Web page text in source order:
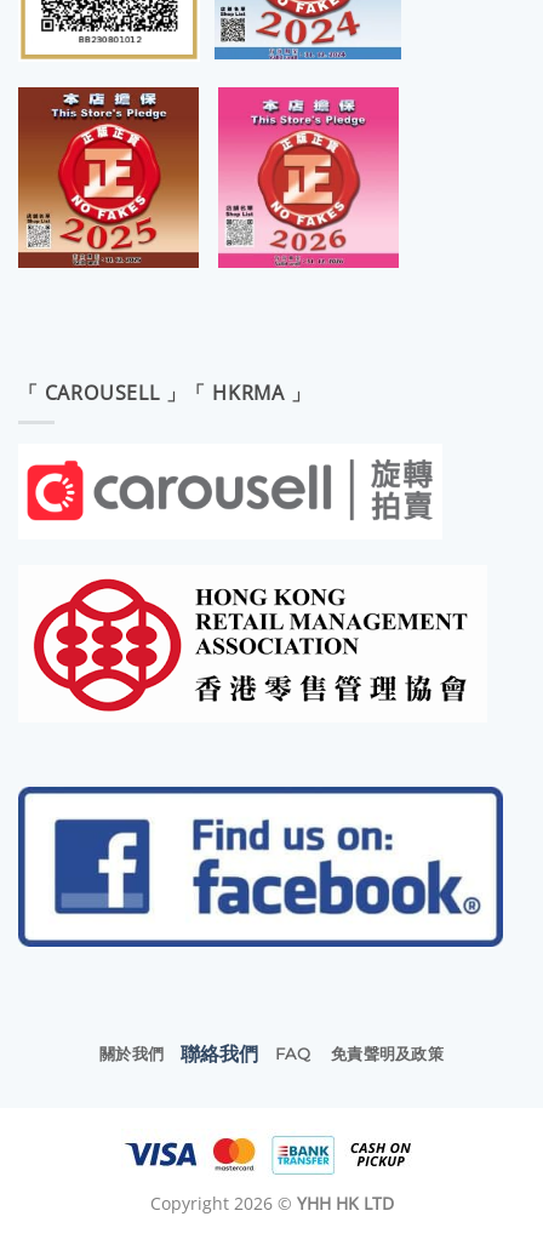
「 CAROUSELL 」「 HKRMA 」
關於我們 聯絡我們 FAQ 免責聲明及政策
Copyright 2026 © YHH HK LTD